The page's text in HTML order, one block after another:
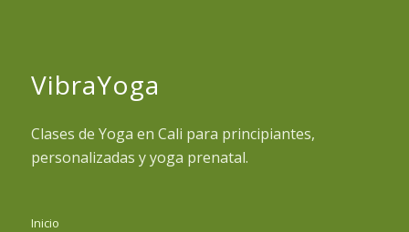
VibraYoga
Clases de Yoga en Cali para principiantes,
personalizadas y yoga prenatal.
Inicio